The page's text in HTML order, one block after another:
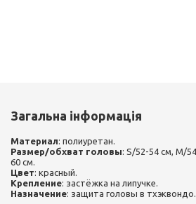
Загальна інформація
Материал: полиуретан.
Размер/обхват головы: S/52-54 см, M/
60 см.
Цвет: красный.
Крепление: застёжка на липучке.
Назначение: защита головы в тхэквондо.